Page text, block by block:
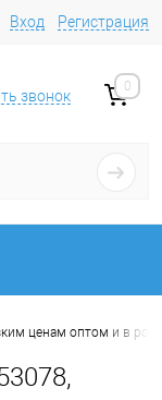
Вход Регистрация
звонок
0
ценам оптом и в